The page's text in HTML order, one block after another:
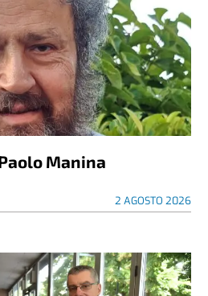
Manina
2 AGOSTO 2026